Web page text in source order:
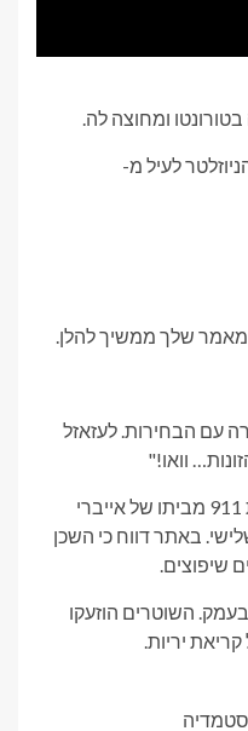
ומחוצה לה.
לעיל מ-
שלך ממשיך להלן.
עם הבחירות. לעזאזל
וואו!"
TMZ מדווח כי LAPD ענה לשיחת 911 מביתו של אייברי
ביום שלישי. באתר דווח כי השכן
שיפוצים.
השוטרים הוזעקו